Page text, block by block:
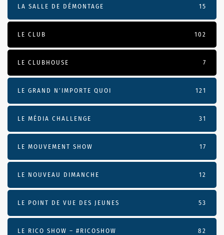
LA SALLE DE DÉMONTAGE 15
LE CLUB 102
LE CLUBHOUSE 7
LE GRAND N’IMPORTE QUOI 121
LE MÉDIA CHALLENGE 31
LE MOUVEMENT SHOW 17
LE NOUVEAU DIMANCHE 12
LE POINT DE VUE DES JEUNES 53
LE RICO SHOW – #RICOSHOW 82